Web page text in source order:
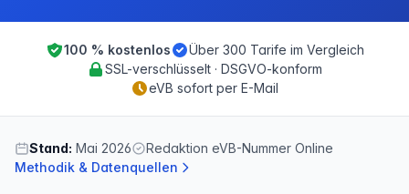
100 % kostenlos
Über 300 Tarife im Vergleich
SSL-verschlüsselt · DSGVO-konform
eVB sofort per E-Mail
Stand: Mai 2026
Redaktion eVB-Nummer Online
Methodik & Datenquellen